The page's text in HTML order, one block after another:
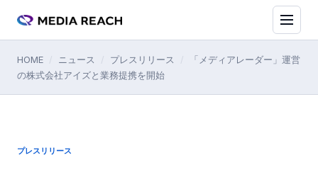
HOME ニュース プレスリリース
「メディアレーダー」運営
の株式会社アイズと業務提携を開始
プレスリリース